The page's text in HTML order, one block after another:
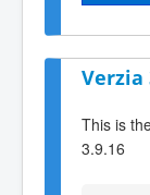
Verzia
This is
3.9.16